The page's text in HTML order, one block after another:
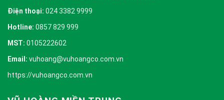
Điện thoại: 024 3382 9999
Hotline: 0857 829 999
MST: 0105222602
Email: vuhoang@vuhoangco.com.vn
https://vuhoangco.com.vn